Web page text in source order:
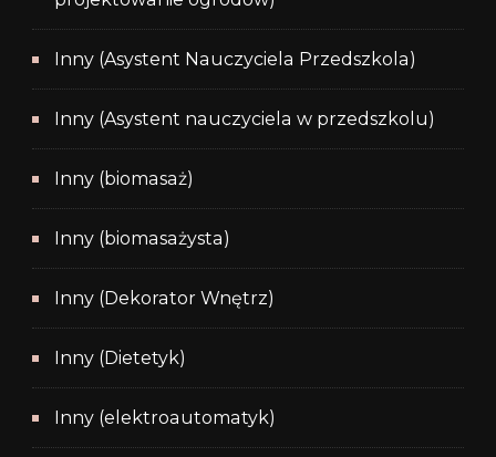
Inny (Asystent Nauczyciela Przedszkola)
Inny (Asystent nauczyciela w przedszkolu)
Inny (biomasaż)
Inny (biomasażysta)
Inny (Dekorator Wnętrz)
Inny (Dietetyk)
Inny (elektroautomatyk)